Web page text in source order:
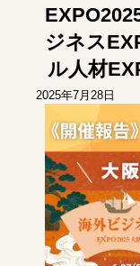
ジネス
ル人材
2025年7月28日